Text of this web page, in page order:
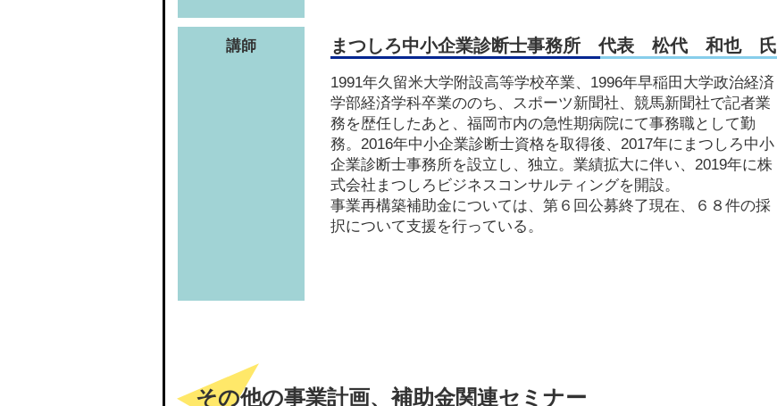
講師 まつしろ中小企業診断士事務所 代表 松代 和也 ⽒
1991年久留米大学附設高等学校卒業、1996年早稲田大学政治経済
学部経済学科卒業ののち、スポーツ新聞社、競馬新聞社で記者業
務を歴任したあと、福岡市内の急性期病院にて事務職として勤
務。2016年中小企業診断士資格を取得後、2017年にまつしろ中小
企業診断士事務所を設立し、独立。業績拡大に伴い、2019年に株
式会社まつしろビジネスコンサルティングを開設。
事業再構築補助金については、第６回公募終了現在、６８件の採
択について支援を行っている。
その他の事業計画、補助金関連セミナー